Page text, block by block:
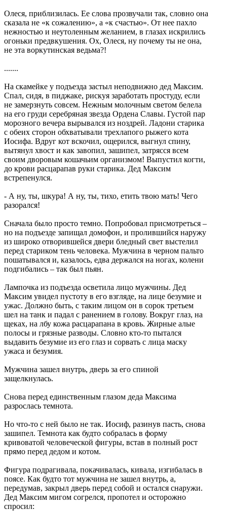
Олеся, приблизилась. Ее слова прозвучали так, словно она
сказала не «к сожалению», а «к счастью». От нее пахло
нежностью и неутоленным желанием, в глазах искрились
огоньки предвкушения. Ох, Олеся, ну почему ты не она,
не эта воркутинская ведьма?!
.......
На скамейке у подъезда застыл неподвижно дед Максим.
Спал, сидя, в пиджаке, рискуя заработать простуду, если
не замерзнуть совсем. Нежным молочным светом белела
на его груди серебряная звезда Ордена Славы. Густой пар
морозного вечера вырывался из ноздрей. Ладони старика
с обеих сторон обхватывали трехлапого рыжего кота
Иосифа. Вдруг кот вскочил, ощерился, выгнул спину,
вытянул хвост и как завопил, зашипел, затрясся всем
своим дворовым кошачьим организмом! Выпустил когти,
до крови расцарапав руки старика. Дед Максим
встрепенулся.
- А ну, ты, шкура! А ну, ты, тихо, етить твою мать! Чего
разорался!
Сначала было просто темно. Попробовал присмотреться –
но на подъезде запищал домофон, и пролившийся наружу
из широко отворившейся двери бледный свет выстелил
перед стариком тень человека. Мужчина в черном пальто
пошатывался и, казалось, едва держался на ногах, колени
подгибались – так был пьян.
Лампочка из подъезда осветила лицо мужчины. Дед
Максим увидел пустоту в его взгляде, на лице безумие и
ужас. Должно быть, с таким лицом он в сорок третьем
шел на танк и падал с ранением в голову. Вокруг глаз, на
щеках, на лбу кожа расцарапана в кровь. Жирные алые
полосы и грязные разводы. Словно кто-то пытался
выдавить безумие из его глаз и сорвать с лица маску
ужаса и безумия.
Мужчина зашел внутрь, дверь за его спиной
защелкнулась.
Снова перед единственным глазом деда Максима
разрослась темнота.
Но что-то с ней было не так. Иосиф, разинув пасть, снова
зашипел. Темнота как будто собралась в форму
кривоватой человеческой фигуры, встав в полный рост
прямо перед дедом и котом.
Фигура подрагивала, покачивалась, кивала, изгибалась в
поясе. Как будто тот мужчина не зашел внутрь, а,
передумав, закрыл дверь перед собой и остался снаружи.
Дед Максим мигом согрелся, пропотел и осторожно
спросил: